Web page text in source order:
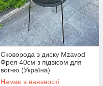
Сковорода з диску Mzavod
Фрея 40см з підвісом для
вогню (Україна)
Немає в наявності